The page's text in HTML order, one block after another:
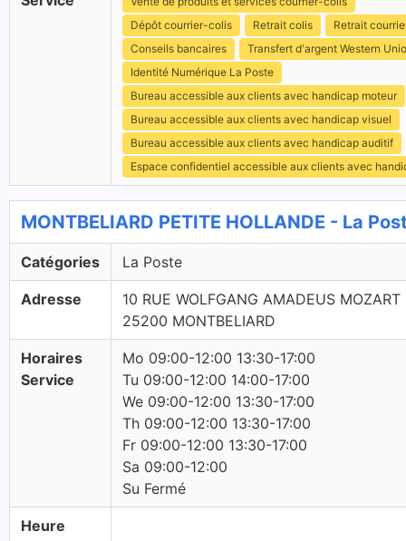
Dépôt courrier-colis
Retrait colis
Retrait
Conseils bancaires
Transfert d'argent Western
Identité Numérique La Poste
Bureau accessible aux clients avec handicap moteur
Bureau accessible aux clients avec handicap visuel
Bureau accessible aux clients avec handicap auditif
Espace confidentiel accessible aux clients avec
MONTBELIARD PETITE HOLLANDE - La
Catégories La Poste
Adresse
10 RUE WOLFGANG AMADEUS MOZART
25200 MONTBELIARD
Horaires
Service
Mo 09:00-12:00 13:30-17:00
Tu 09:00-12:00 14:00-17:00
We 09:00-12:00 13:30-17:00
Th 09:00-12:00 13:30-17:00
Fr 09:00-12:00 13:30-17:00
Sa 09:00-12:00
Su Fermé
Heure